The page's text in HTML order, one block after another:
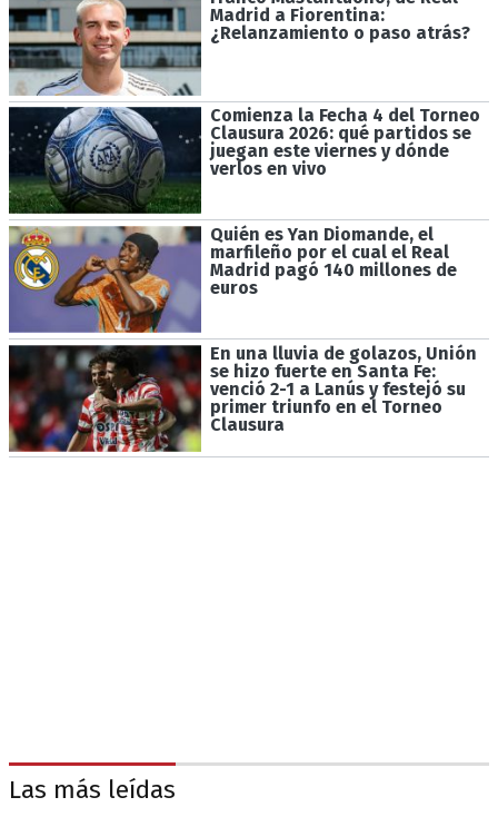
Madrid a Fiorentina:
¿Relanzamiento o paso atrás?
Comienza la Fecha 4 del Torneo
Clausura 2026: qué partidos se
juegan este viernes y dónde
verlos en vivo
Quién es Yan Diomande, el
marfileño por el cual el Real
Madrid pagó 140 millones de
euros
En una lluvia de golazos, Unión
se hizo fuerte en Santa Fe:
venció 2-1 a Lanús y festejó su
primer triunfo en el Torneo
Clausura
Las más leídas